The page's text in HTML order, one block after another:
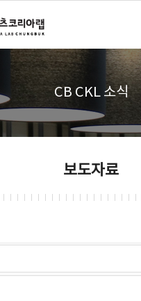
CB CKL 소식
보도자료